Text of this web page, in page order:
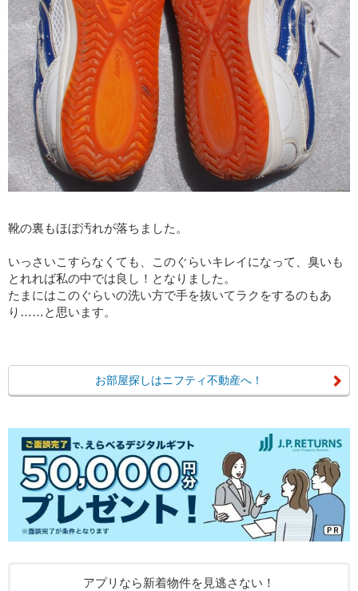
靴の裏もほぼ汚れが落ちました。
いっさいこすらなくても、このぐらいキレイになって、臭いも
とれれば私の中では良し！となりました。
たまにはこのぐらいの洗い方で手を抜いてラクをするのもあ
り……と思います。
お部屋探しはニフティ不動産へ！
アプリなら新着物件を見逃さない！